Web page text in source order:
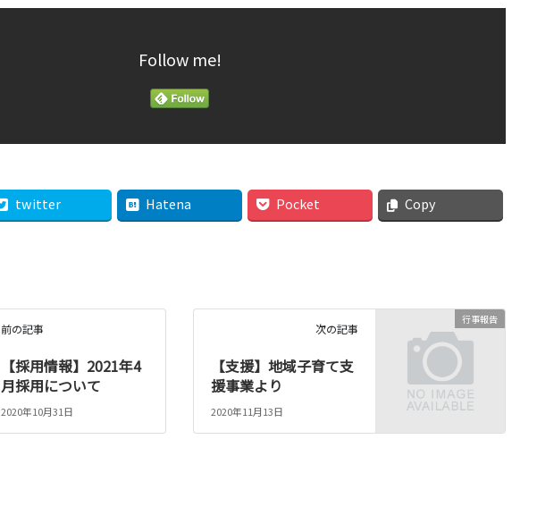
Follow me!
twitter Hatena Pocket Copy
前の記事
【採用情報】2021年4
月採用について
2020年10月31日
行事報告
次の記事
【支援】地域子育て支
援事業より
2020年11月13日